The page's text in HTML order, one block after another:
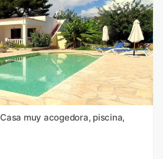
muy acogedora, piscina,